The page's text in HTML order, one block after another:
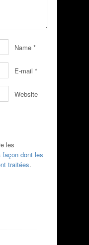
Name *
E-mail *
Website
les
dont les
traitées.